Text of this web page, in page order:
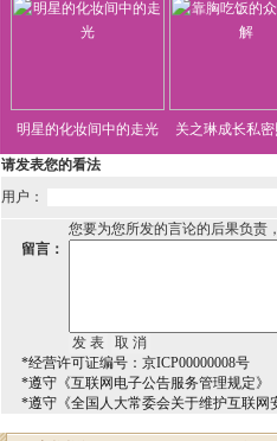
明星的化妆间中的走光 关之琳成长私
请发表您的看法
用户：
您要为您所发的言论的后果负责
留言：
*经营许可证编号：京ICP00000008号
*遵守《互联网电子公告服务管理规定》
*遵守《全国人大常委会关于维护互联网